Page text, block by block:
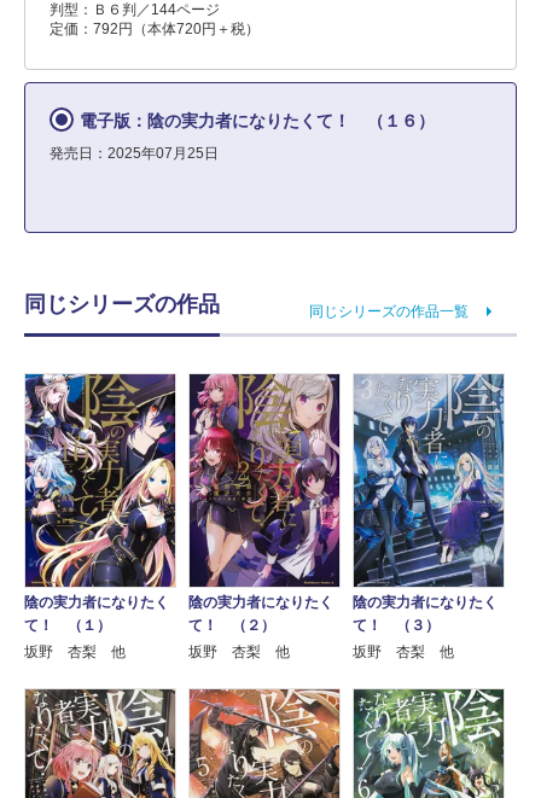
判型：Ｂ６判／144ページ
定価：792円（本体720円＋税）
電子版：陰の実力者になりたくて！ （１６）
発売日：2025年07月25日
同じシリーズの作品 同じシリーズの作品一覧
陰の実力者になりたく
て！ （１）
坂野 杏梨 他
陰の実力者になりたく
て！ （２）
坂野 杏梨 他
陰の実力者になりたく
て！ （３）
坂野 杏梨 他